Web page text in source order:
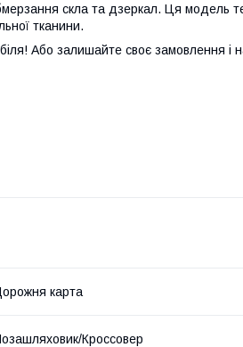
скла та дзеркал. Ця модель
тканини.
Або залишайте своє замовлення і
карта
Кроссовер